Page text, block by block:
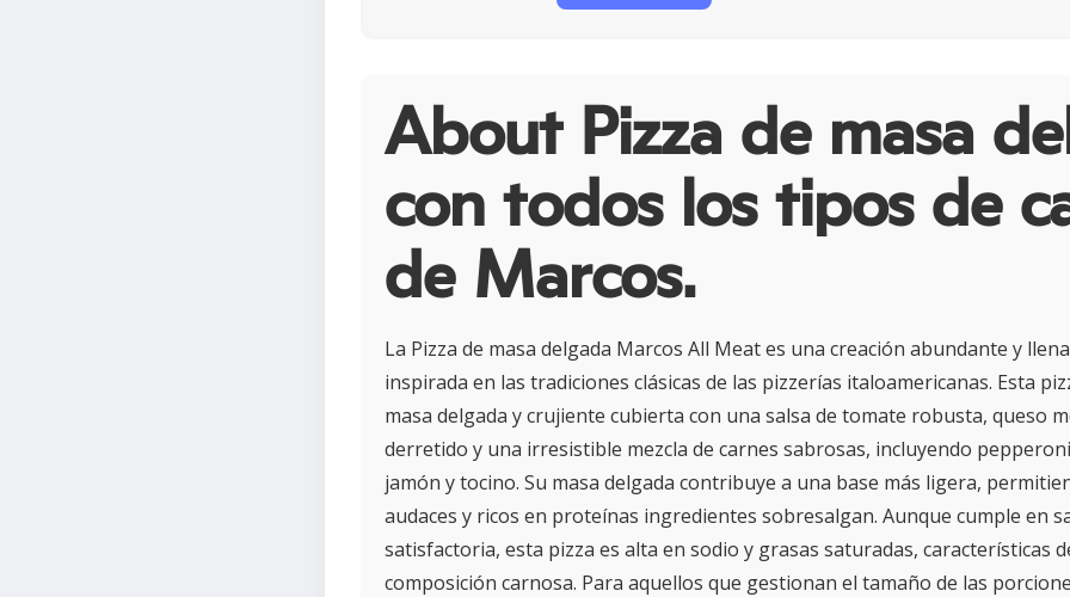
About Pizza de masa
con todos los tipos de
de Marcos.
La Pizza de masa delgada Marcos All Meat es una creación abundante y
inspirada en las tradiciones clásicas de las pizzerías italoamericanas. Esta
masa delgada y crujiente cubierta con una salsa de tomate robusta, queso
derretido y una irresistible mezcla de carnes sabrosas, incluyendo
jamón y tocino. Su masa delgada contribuye a una base más ligera,
audaces y ricos en proteínas ingredientes sobresalgan. Aunque cumple en
satisfactoria, esta pizza es alta en sodio y grasas saturadas, características
composición carnosa. Para aquellos que gestionan el tamaño de las